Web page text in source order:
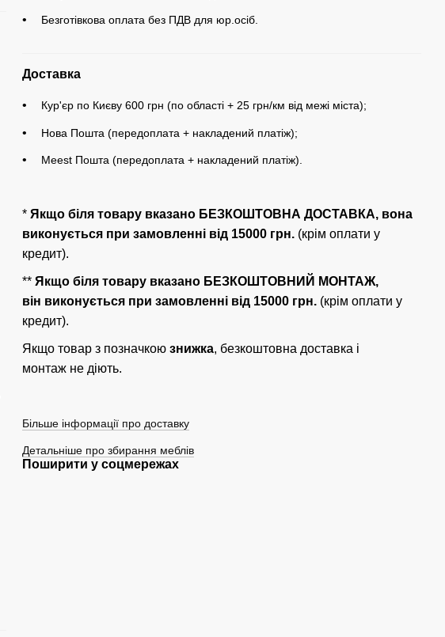
Безготівкова оплата без ПДВ для юр.осіб.
Доставка
Кур'єр по Києву 600 грн (по області + 25 грн/км від межі міста);
Нова Пошта (передоплата + накладений платіж);
Meest Пошта (передоплата + накладений платіж).
*Якщо біля товару вказано БЕЗКОШТОВНА ДОСТАВКА, вона
виконується при замовленні від 15000 грн. (крім оплати у
кредит).
**Якщо біля товару вказано БЕЗКОШТОВНИЙ МОНТАЖ,
він виконується при замовленні від 15000 грн. (крім оплати у
кредит).
Якщо товар з позначкоюзнижка, безкоштовна доставка і
монтаж не діють.
Більше інформації про доставку
Детальніше про збирання меблів
Поширити у соцмережах